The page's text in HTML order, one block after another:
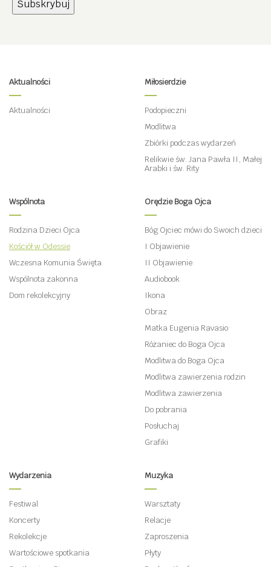
Aktualności
Aktualności
Miłosierdzie
Podopieczni
Modlitwa
Zbiórki podczas wydarzeń
Relikwie św. Jana Pawła II, Małej
Arabki i św. Rity
Wspólnota
Rodzina Dzieci Ojca
Kościół w Odessie
Wczesna Komunia Święta
Wspólnota zakonna
Dom rekolekcyjny
Orędzie Boga Ojca
Bóg Ojciec mówi do Swoich dzieci
I Objawienie
II Objawienie
Audiobook
Ikona
Obraz
Matka Eugenia Ravasio
Różaniec do Boga Ojca
Modlitwa do Boga Ojca
Modlitwa zawierzenia rodzin
Modlitwa zawierzenia
Do pobrania
Posłuchaj
Grafiki
Wydarzenia
Festiwal
Koncerty
Rekolekcje
Wartościowe spotkania
Muzyka
Warsztaty
Relacje
Zaproszenia
Płyty